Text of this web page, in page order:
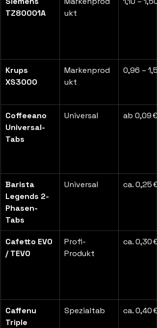
TZ80001A
ukt
Krups
XS3000
Markenprod
ukt
0,96 –
Coffeeano
Universal-
Tabs
Universal ab 0,09 €
Barista
Legends 2-
Phasen-
Tabs
Universal ca. 0,25 €
Cafetto EVO
/ TEVO
Profi-
Produkt
ca. 0,30 €
Caffenu
Triple
Spezialtab ca. 0,40 €